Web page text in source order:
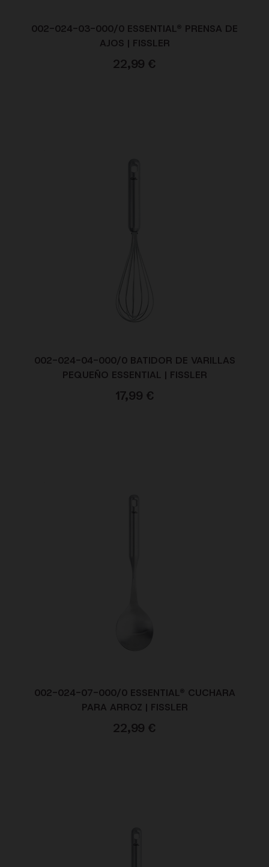
002-024-03-000/0 ESSENTIAL® PRENSA DE
AJOS | FISSLER
22,99 €
002-024-04-000/0 BATIDOR DE VARILLAS
PEQUEÑO ESSENTIAL | FISSLER
17,99 €
002-024-07-000/0 ESSENTIAL® CUCHARA
PARA ARROZ | FISSLER
22,99 €